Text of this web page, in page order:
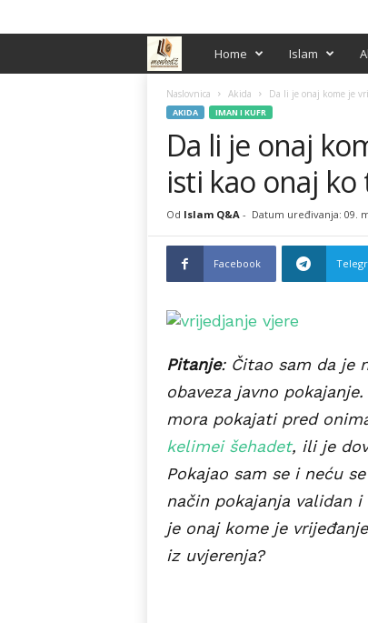
e
h
e
Home Islam
Naslovnica Akida Da li je onaj kome je
AKIDA IMAN I KUFR
Da li je onaj
isti kao onaj
Od Islam Q&A- Datum uređivanja: 09.
Facebook
Pitanje: Čitao sam da je
obaveza javno
mora pokajati pred
kelimei šehadet, ili je
Pokajao sam se i neću
način pokajanja validan
je onaj kome je
iz uvjerenja?